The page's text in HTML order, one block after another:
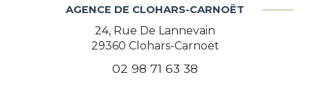
AGENCE DE CLOHARS-CARNOËT
24, Rue De Lannevain
29360 Clohars-Carnoët
02 98 71 63 38